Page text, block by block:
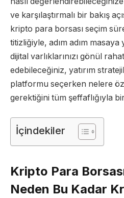
ve karşılaştırmalı bir bakış
kripto para borsası seçim
titizliğiyle, adım adım masaya
dijital varlıklarınızı gönül
edebileceğiniz, yatırım
platformu seçerken nelere
gerektiğini tüm şeffaflığıyla
İçindekiler
Kripto Para
Neden Bu Kadar